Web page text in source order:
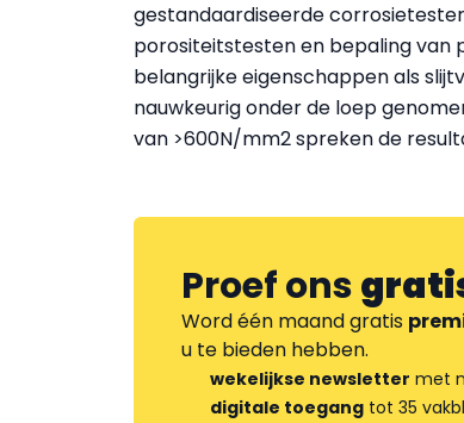
gestandaardiseerde
porositeitstesten en bepaling van
belangrijke eigenschappen als
nauwkeurig onder de loep
van >600N/mm2 spreken de
Proef ons
Word één maand gratis
u te bieden hebben.
wekelijkse newsletter met
digitale toegang tot 35